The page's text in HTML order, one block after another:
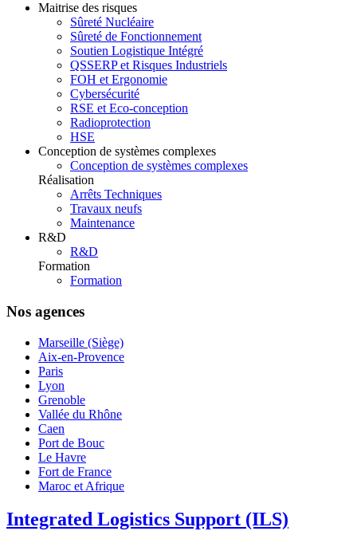
Maitrise des risques
Sûreté Nucléaire
Sûreté de Fonctionnement
Soutien Logistique Intégré
QSSERP et Risques Industriels
FOH et Ergonomie
Cybersécurité
RSE et Eco-conception
Radioprotection
HSE
Conception de systèmes complexes
Conception de systèmes complexes
Réalisation
Arrêts Techniques
Travaux neufs
Maintenance
R&D
R&D
Formation
Formation
Nos agences
Marseille (Siège)
Aix-en-Provence
Paris
Lyon
Grenoble
Vallée du Rhône
Caen
Port de Bouc
Le Havre
Fort de France
Maroc et Afrique
Integrated Logistics Support (ILS)